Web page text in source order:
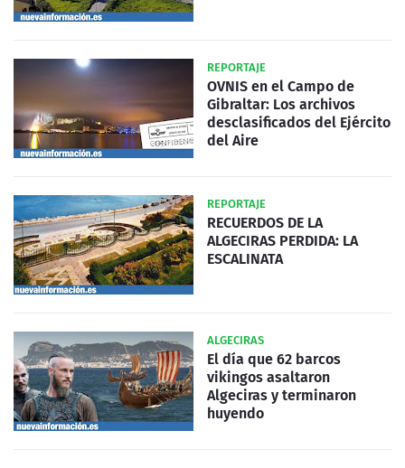
REPORTAJE
OVNIS en el Campo de
Gibraltar: Los archivos
desclasificados del Ejército
del Aire
REPORTAJE
RECUERDOS DE LA
ALGECIRAS PERDIDA: LA
ESCALINATA
ALGECIRAS
El día que 62 barcos
vikingos asaltaron
Algeciras y terminaron
huyendo